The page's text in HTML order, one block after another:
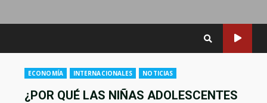
ECONOMÍA INTERNACIONALES NOTICIAS
¿POR QUÉ LAS NIÑAS ADOLESCENTES